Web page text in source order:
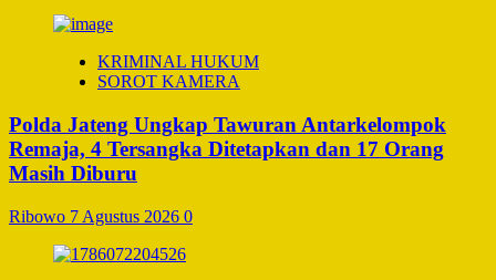
KRIMINAL HUKUM
SOROT KAMERA
Polda Jateng Ungkap Tawuran Antarkelompok
Remaja, 4 Tersangka Ditetapkan dan 17 Orang
Masih Diburu
Ribowo 7 Agustus 2026 0